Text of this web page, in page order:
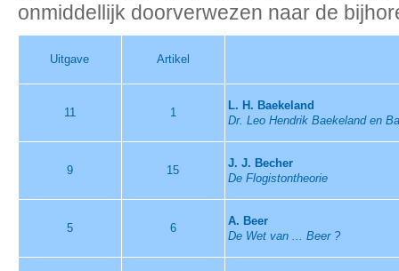
onmiddellijk doorverwezen naar de
Uitgave Artikel
11 1
L. H. Baekeland
Dr. Leo Hendrik Baekeland en
9 15
J. J. Becher
De Flogistontheorie
5 6
A. Beer
De Wet van ... Beer ?